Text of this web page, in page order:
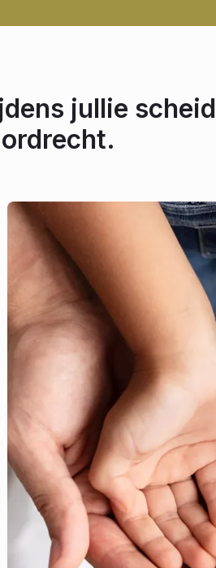
jullie